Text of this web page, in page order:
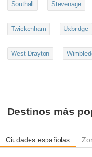
Southall Stevenage
Twickenham Uxbridge
West Drayton
Destinos más
Ciudades españolas